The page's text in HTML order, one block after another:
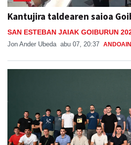
Kantujira taldearen saioa
SAN ESTEBAN JAIAK GOIBURUN
Jon Ander Ubeda abu 07, 20:37 ANDOAIN